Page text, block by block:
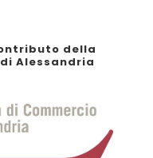
della
Alessandria